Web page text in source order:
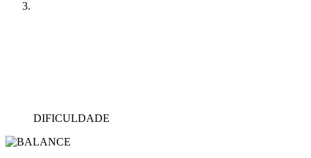
DIFICULDADE